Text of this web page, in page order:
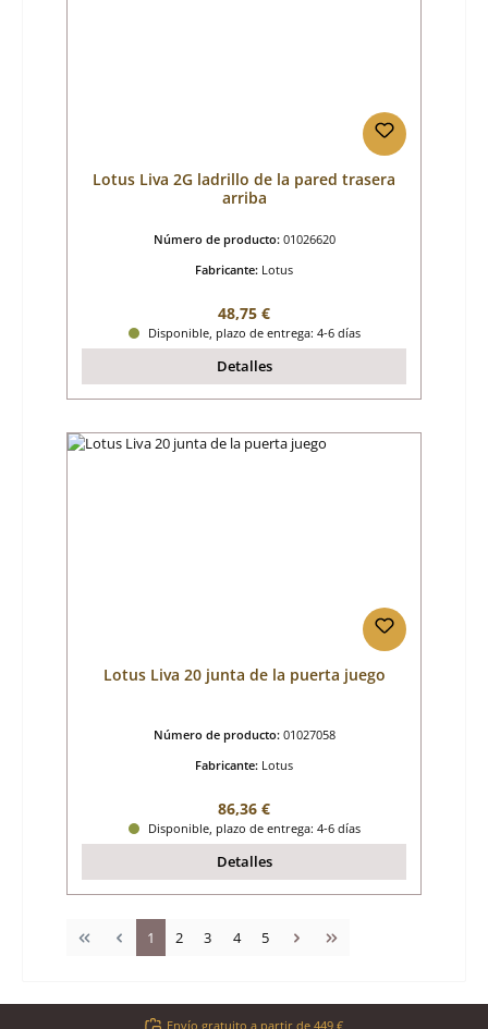
Lotus Liva 2G ladrillo de la pared trasera
arriba
Número de producto: 01026620
Fabricante: Lotus
Precio normal:
48,75 €
Disponible, plazo de entrega: 4-6 días
Detalles
Lotus Liva 20 junta de la puerta juego
Número de producto: 01027058
Fabricante: Lotus
Precio normal:
86,36 €
Disponible, plazo de entrega: 4-6 días
Detalles
Página
1 Página
2 Página
3 Página
4 Página
5
Envío gratuito a partir de 449 €